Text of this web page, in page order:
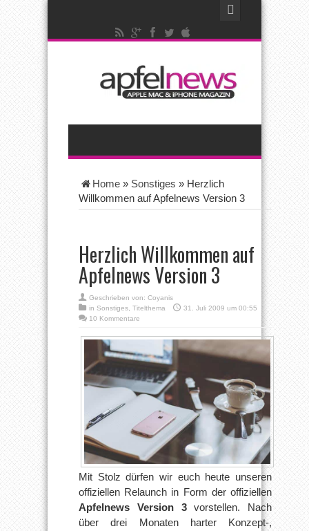
Home » Sonstiges » Herzlich
Willkommen auf Apfelnews Version 3
Herzlich Willkommen auf
Apfelnews Version 3
Geschrieben von: Coyanis
in Sonstiges Titelthema
31. Juli 2009 um 00:55
10 Kommentare
Mit Stolz dürfen wir euch heute unseren
offiziellen Relaunch in Form der offiziellen
Apfelnews Version 3vorstellen. Nach
über drei Monaten harter Konzept-,